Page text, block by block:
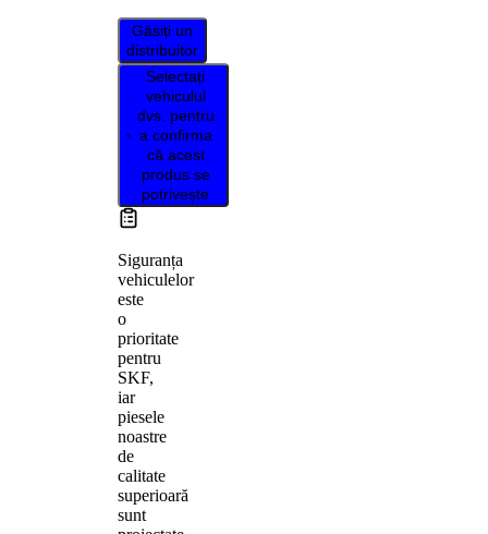
Găsiți un
distribuitor
Selectați
vehiculul
dvs. pentru
a confirma
că acest
produs se
potrivește
Siguranța
vehiculelor
este
o
prioritate
pentru
SKF,
iar
piesele
noastre
de
calitate
superioară
sunt